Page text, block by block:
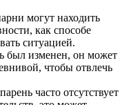
могут находить
как способе
ситуацией.
был изменен, он может
чтобы отвлечь
часто отсутствует